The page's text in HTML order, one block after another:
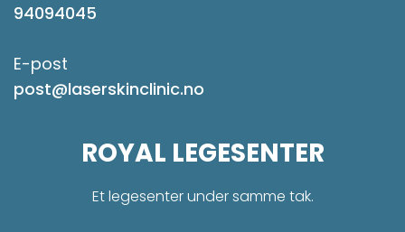
94094045
E-post
post@laserskinclinic.no
ROYAL LEGESENTER
Et legesenter under samme tak.